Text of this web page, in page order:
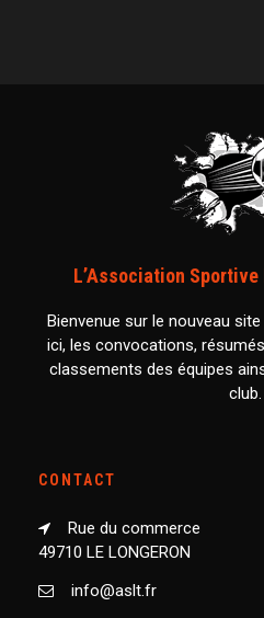
L’Association Sportive
Bienvenue sur le nouveau site
ici, les convocations,
classements des équipes
club.
CONTACT
Rue du commerce
49710 LE LONGERON
info@aslt.fr